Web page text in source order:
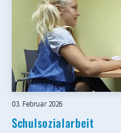
03. Februar 2026
Schulsozialarbeit